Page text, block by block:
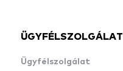
ÜGYFÉLSZOLGÁLAT
Ügyfélszolgálat